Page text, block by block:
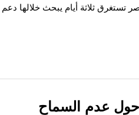
تستغرق ثلاثة أيام يبحث خلالها دعم
حول عدم السماح